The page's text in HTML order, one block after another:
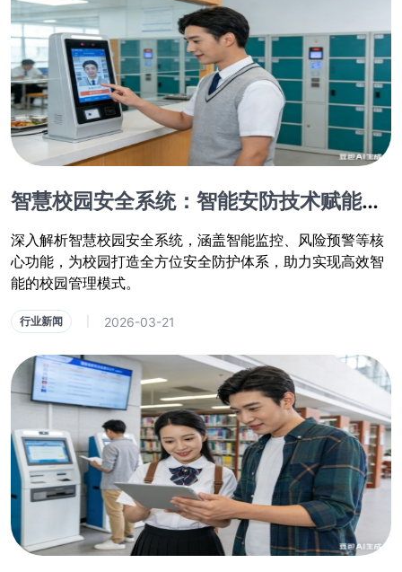
智慧校园安全系统：智能安防技术赋能校园安全防护新方案
深入解析智慧校园安全系统，涵盖智能监控、风险预警等核
心功能，为校园打造全方位安全防护体系，助力实现高效智
能的校园管理模式。
行业新闻 2026-03-21